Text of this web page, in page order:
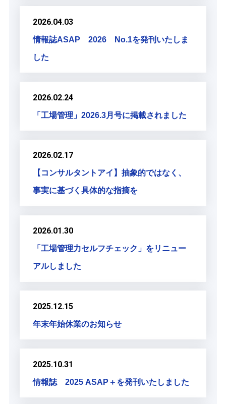
2026.04.03
情報誌ASAP 2026 No.1を発刊いたしま
した
2026.02.24
「工場管理」2026.3月号に掲載されました
2026.02.17
【コンサルタントアイ】抽象的ではなく、
事実に基づく具体的な指摘を
2026.01.30
「工場管理力セルフチェック」をリニュー
アルしました
2025.12.15
年末年始休業のお知らせ
2025.10.31
情報誌 2025 ASAP＋を発刊いたしました